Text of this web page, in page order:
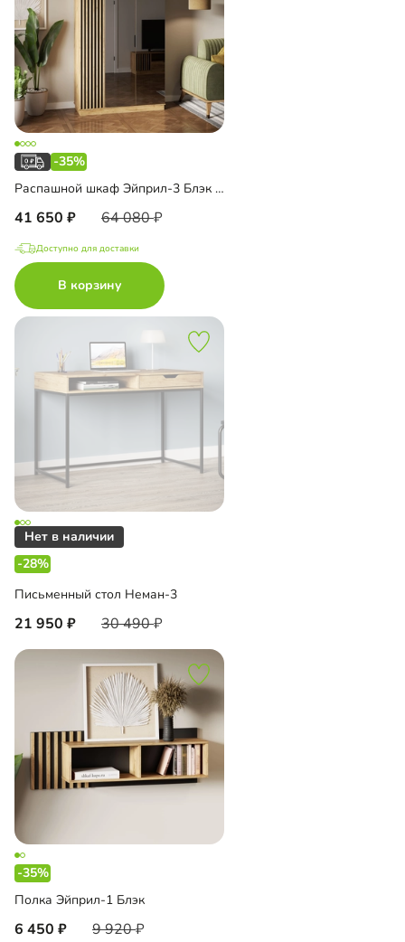
-35%
Распашной шкаф Эйприл-3 Блэк с зеркалом
41 650 64 080
Доступно для доставки
В корзину
-28%
Письменный стол Неман-3
21 950 30 490
-35%
Полка Эйприл-1 Блэк
6 450 9 920